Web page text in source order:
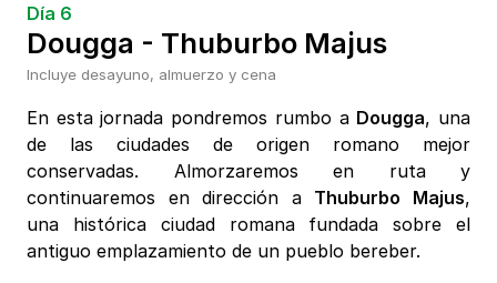
Día 6
Dougga - Thuburbo Majus
Incluye desayuno, almuerzo y cena
En esta jornada pondremos rumbo a Dougga, una
de las ciudades de origen romano mejor
conservadas. Almorzaremos en ruta y
continuaremos en dirección a Thuburbo Majus,
una histórica ciudad romana fundada sobre el
antiguo emplazamiento de un pueblo bereber.